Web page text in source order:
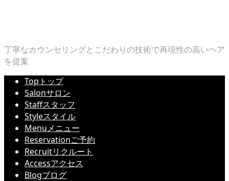
丁寧なカウンセリングとこだわりの技術で再現性の高いヘア
を提案
Top トップ
Salonサロン
Staffスタッフ
Styleスタイル
Menuメニュー
Reservationご予約
Recruitリクルート
Accessアクセス
Blogブログ